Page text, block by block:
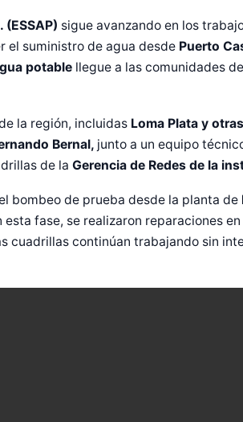
(ESSAP) sigue avanzando en los
el suministro de agua desde Puerto
potable llegue a las comunidades
la región, incluidas Loma Plata y otras
Bernal, junto a un equipo
de la Gerencia de Redes de la
bombeo de prueba desde la planta de
esta fase, se realizaron reparaciones
cuadrillas continúan trabajando sin